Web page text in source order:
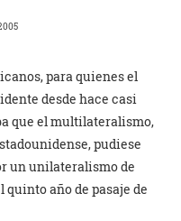
para quienes el
desde hace casi
que el multilateralismo,
pudiese
un unilateralismo de
año de pasaje de